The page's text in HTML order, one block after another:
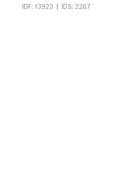
IDF: 13923 | IDS: 2267